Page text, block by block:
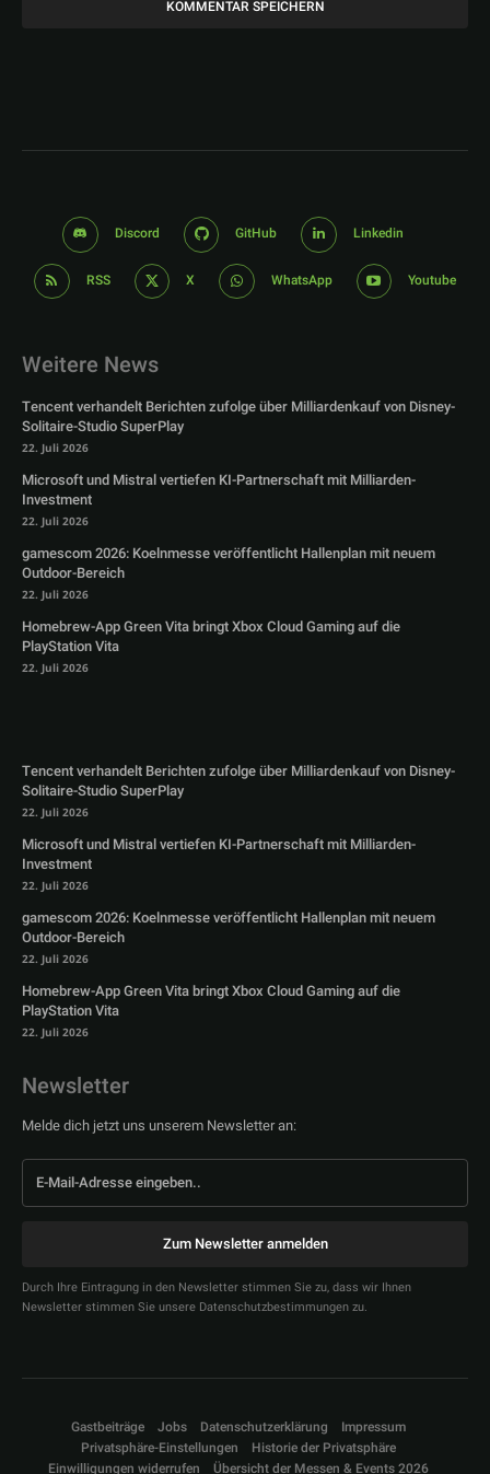
Discord GitHub Linkedin
RSS X WhatsApp Youtube
Weitere News
Tencent verhandelt Berichten zufolge über Milliardenkauf von Disney-
Solitaire-Studio SuperPlay
22. Juli 2026
Microsoft und Mistral vertiefen KI-Partnerschaft mit Milliarden-
Investment
22. Juli 2026
gamescom 2026: Koelnmesse veröffentlicht Hallenplan mit neuem
Outdoor-Bereich
22. Juli 2026
Homebrew-App Green Vita bringt Xbox Cloud Gaming auf die
PlayStation Vita
22. Juli 2026
Tencent verhandelt Berichten zufolge über Milliardenkauf von Disney-
Solitaire-Studio SuperPlay
22. Juli 2026
Microsoft und Mistral vertiefen KI-Partnerschaft mit Milliarden-
Investment
22. Juli 2026
gamescom 2026: Koelnmesse veröffentlicht Hallenplan mit neuem
Outdoor-Bereich
22. Juli 2026
Homebrew-App Green Vita bringt Xbox Cloud Gaming auf die
PlayStation Vita
22. Juli 2026
Newsletter
Melde dich jetzt uns unserem Newsletter an:
Zum Newsletter anmelden
Durch Ihre Eintragung in den Newsletter stimmen Sie zu, dass wir Ihnen
Newsletter stimmen Sie unsere Datenschutzbestimmungen zu.
Gastbeiträge Jobs Datenschutzerklärung
Impressum
Privatsphäre-Einstellungen
Historie der Privatsphäre
Einwilligungen widerrufen
Übersicht der Messen & Events 2026